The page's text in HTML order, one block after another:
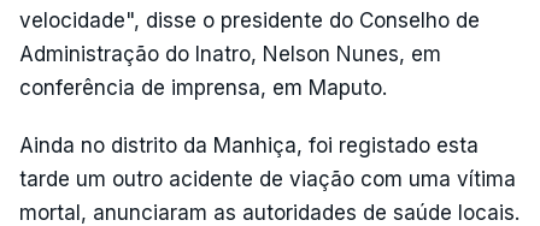
velocidade", disse o presidente do Conselho de
Administração do Inatro, Nelson Nunes, em
conferência de imprensa, em Maputo.
Ainda no distrito da Manhiça, foi registado esta
tarde um outro acidente de viação com uma vítima
mortal, anunciaram as autoridades de saúde locais.